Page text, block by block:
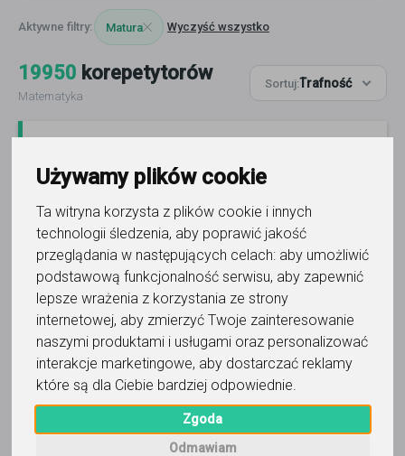
Używamy plików cookie
Ta witryna korzysta z plików cookie i innych
technologii śledzenia, aby poprawić jakość
przeglądania w następujących celach: aby umożliwić
podstawową funkcjonalność serwisu, aby zapewnić
lepsze wrażenia z korzystania ze strony
internetowej, aby zmierzyć Twoje zainteresowanie
naszymi produktami i usługami oraz personalizować
interakcje marketingowe, aby dostarczać reklamy
które są dla Ciebie bardziej odpowiednie.
Zgoda
Odmawiam
Matura Wyczyść wszystko
19950 korepetytorów
Matematyka
Sortuj:Trafność
matematyka
Maciek
Wyjątkowo skuteczne lekcje OBEJRZYJ MÓJ FILMIK, A
ZMIENISZ SPOJRZENIE NA EDUKACJĘ ;-)Czytaj więcej
Online, Gdynia i 4 inne 227 opinii
95 zł